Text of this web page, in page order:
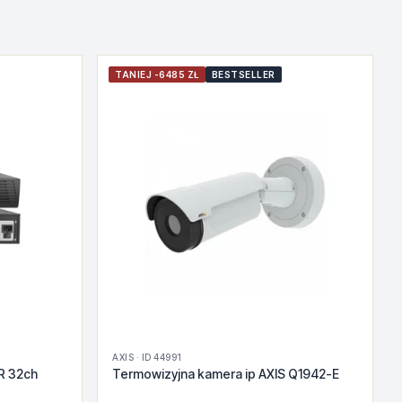
32ch
TANIEJ -6485 ZŁ BESTSELLER
AXIS · ID 44991
Termowizyjna kamera ip AXIS Q1942-E